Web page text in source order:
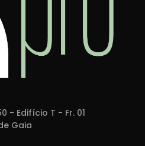
- Edifício T - Fr. 01
Gaia